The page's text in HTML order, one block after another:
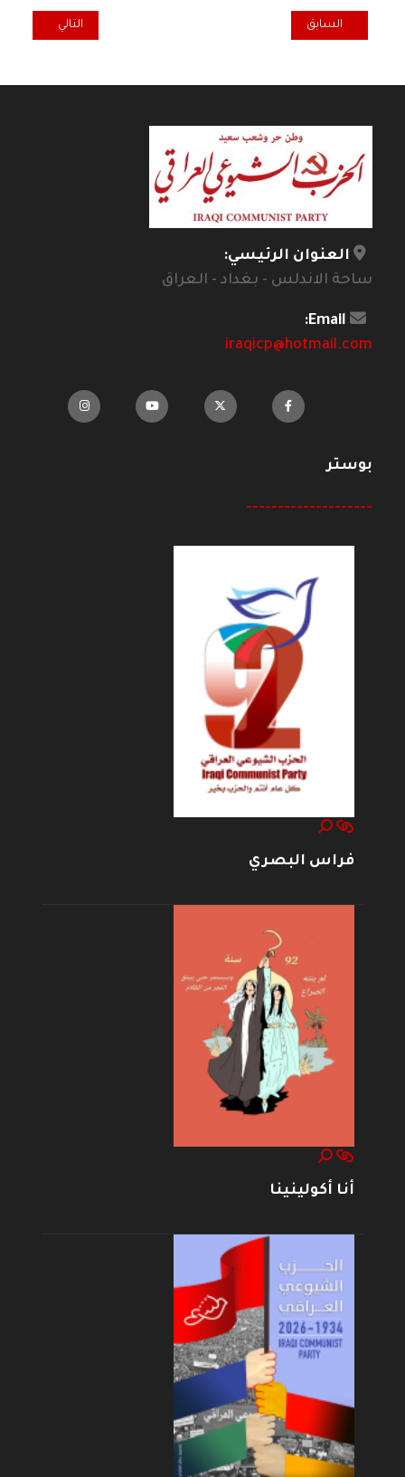
المقال السابق: الروائي بول أوستر: ترمب يشكل تهديداً خطيراً
السابق المقال التالي:
التالي
العنوان الرئيسي:
ساحة الاندلس - بغداد - العراق
Email:
iraqicp@hotmail.com
بوستر
--------------------
فراس البصري
أنا أكولينينا